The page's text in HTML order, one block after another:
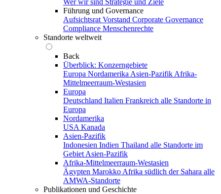
Führung und Governance
Aufsichtsrat Vorstand Corporate Governance
Compliance Menschenrechte
Standorte weltweit
Back
Überblick: Konzerngebiete
Europa Nordamerika Asien-Pazifik Afrika-
Mittelmeerraum-Westasien
Europa
Deutschland Italien Frankreich alle Standorte in
Europa
Nordamerika
USA Kanada
Asien-Pazifik
Indonesien Indien Thailand alle Standorte im
Gebiet Asien-Pazifik
Afrika-Mittelmeerraum-Westasien
Ägypten Marokko Afrika südlich der Sahara alle
AMWA-Standorte
Publikationen und Geschichte